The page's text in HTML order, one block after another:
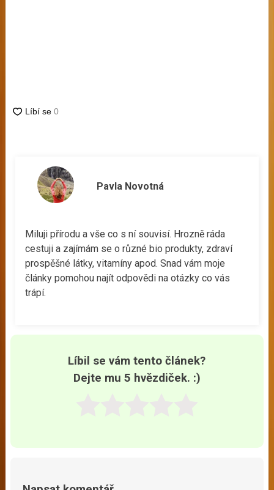
Pavla Novotná
Miluji přírodu a vše co s ní souvisí. Hrozně ráda
cestuji a zajímám se o různé bio produkty, zdraví
prospěšné látky, vitamíny apod. Snad vám moje
články pomohou najít odpovědi na otázky co vás
trápí.
Líbil se vám tento článek?
Dejte mu 5 hvězdiček. :)